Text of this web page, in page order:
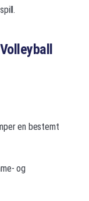
en bestemt
og